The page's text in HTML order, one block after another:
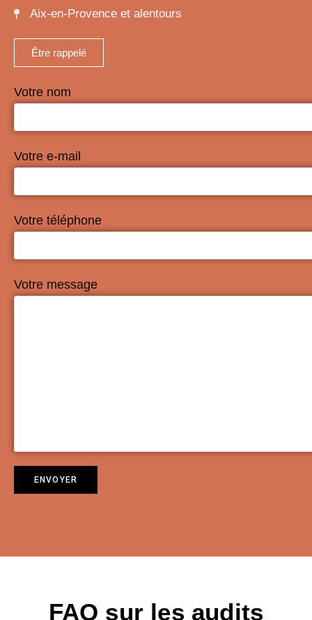
Aix-en-Provence et alentours
Être rappelé
Votre nom
Votre e-mail
Votre téléphone
Votre message
FAQ sur les audits